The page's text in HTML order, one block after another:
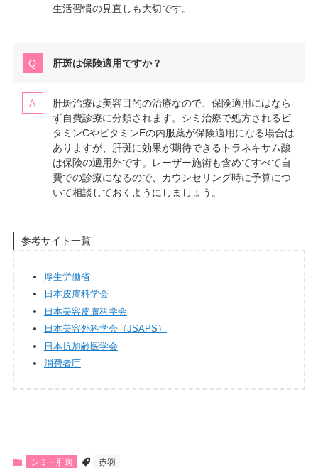
生活習慣の見直しも大切です。
肝斑は保険適用ですか？
肝斑治療は美容目的の治療なので、保険適用にはなら
ず自費診療に分類されます。シミ治療で処方されるビ
タミンCやビタミンEの内服薬が保険適用になる場合は
ありますが、肝斑に効果が期待できるトラネキサム酸
は保険の適用外です。レーザー施術も含めてすべて自
費での診療になるので、カウンセリング時に予算につ
いて相談しておくようにしましょう。
参考サイト一覧
厚生労働省
日本皮膚科学会
日本美容皮膚科学会
日本美容外科学会（JSAPS）
日本抗加齢医学会
消費者庁
シミ・肝斑 赤羽